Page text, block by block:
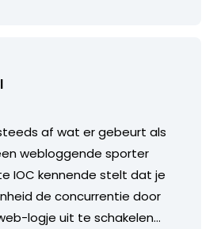
af wat er gebeurt als
webloggende sporter
IOC kennende stelt dat je
de concurrentie door
logje uit te schakelen…